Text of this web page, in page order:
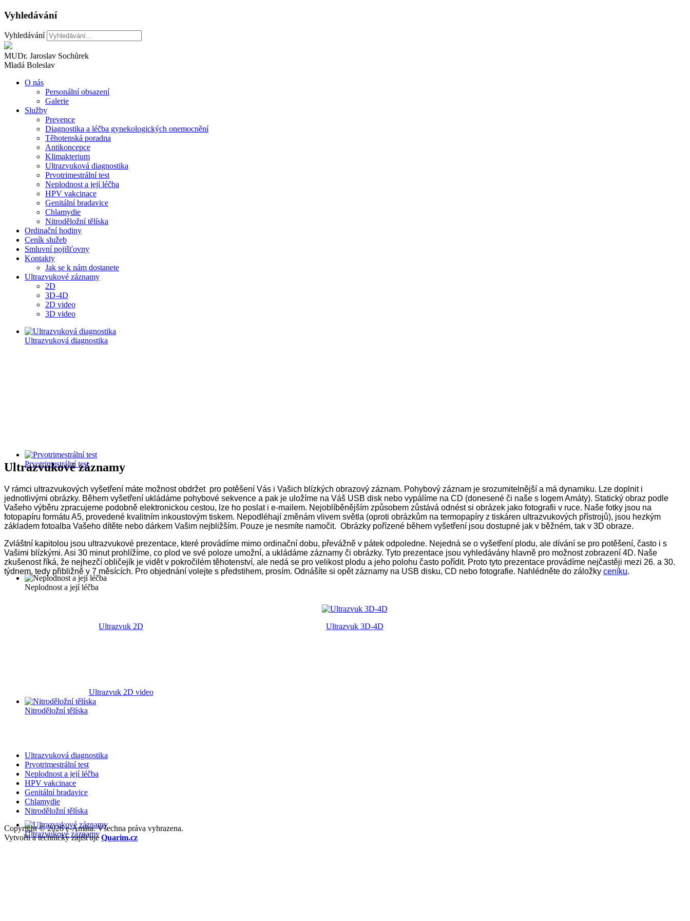
Vyhledávání
Vyhledávání
MUDr. Jaroslav Sochůrek
Mladá Boleslav
O nás
Personální obsazení
Galerie
Služby
Prevence
Diagnostika a léčba gynekologických onemocnění
Těhotenská poradna
Antikoncepce
Klimakterium
Ultrazvuková diagnostika
Prvotrimestrální test
Neplodnost a její léčba
HPV vakcinace
Genitální bradavice
Chlamydie
Nitroděložní tělíska
Ordinační hodiny
Ceník služeb
Smluvní pojišťovny
Kontakty
Jak se k nám dostanete
Ultrazvukové záznamy
2D
3D-4D
2D video
3D video
Ultrazvuková diagnostika
Prvotrimestrální test
Neplodnost a její léčba
Nitroděložní tělíska
Ultrazvukové záznamy
Ultrazvukové záznamy
V rámci ultrazvukových vyšetření máte možnost obdržet pro potěšení Vás i Vašich blízkých obrazový záznam. Pohybový záznam je srozumitelnější a má dynamiku. Lze doplnit i
jednotlivými obrázky. Během vyšetření ukládáme pohybové sekvence a pak je uložíme na Váš USB disk nebo vypálíme na CD (donesené či naše s logem Amáty). Statický obraz podle
Vašeho výběru zpracujeme podobně elektronickou cestou, lze ho poslat i e-mailem. Nejoblíběnějším způsobem zůstává odnést si obrázek jako fotografii v ruce. Naše fotky jsou na
fotopapíru formátu A5, provedené kvalitním inkoustovým tiskem. Nepodléhají změnám vlivem světla (oproti obrázkům na termopapíry z tiskáren ultrazvukových přístrojů), jsou hezkým
základem fotoalba Vašeho dítěte nebo dárkem Vašim nejbližším. Pouze je nesmíte namočit. Obrázky pořízené během vyšetření jsou dostupné jak v běžném, tak v 3D obraze.
Zvláštní kapitolou jsou ultrazvukové prezentace, které provádíme mimo ordinační dobu, převážně v pátek odpoledne. Nejedná se o vyšetření plodu, ale dívání se pro potěšení, často i s
Vašimi blízkými. Asi 30 minut prohlížíme, co plod ve své poloze umožní, a ukládáme záznamy či obrázky. Tyto prezentace jsou vyhledávány hlavně pro možnost zobrazení 4D. Naše
zkušenost říká, že nejhezčí obličejík je vidět v pokročilém těhotenství, ale nedá se pro velikost plodu a jeho polohu často pořídit. Proto tyto prezentace provádíme nejčastěji mezi 26. a 30.
týdnem, tedy přibližně v 7 měsících. Pro objednání volejte s předstihem, prosím. Odnášíte si opět záznamy na USB disku, CD nebo fotografie. Nahlédněte do záložky ceníku.
Ultrazvuk 2D Ultrazvuk 3D-4D
Ultrazvuk 2D video
Ultrazvuková diagnostika
Prvotrimestrální test
Neplodnost a její léčba
HPV vakcinace
Genitální bradavice
Chlamydie
Nitroděložní tělíska
Copyright © 2026 e-Amáta. Všechna práva vyhrazena.
Vytvořil a technicky zajišťujeQuarim.cz